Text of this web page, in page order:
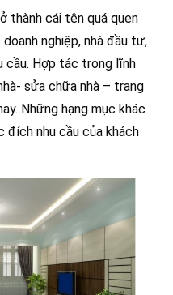
thành cái tên quá quen
nghiệp, nhà đầu tư,
cầu. Hợp tác trong lĩnh
sửa chữa nhà – trang
Những hạng mục khác
đích nhu cầu của khách